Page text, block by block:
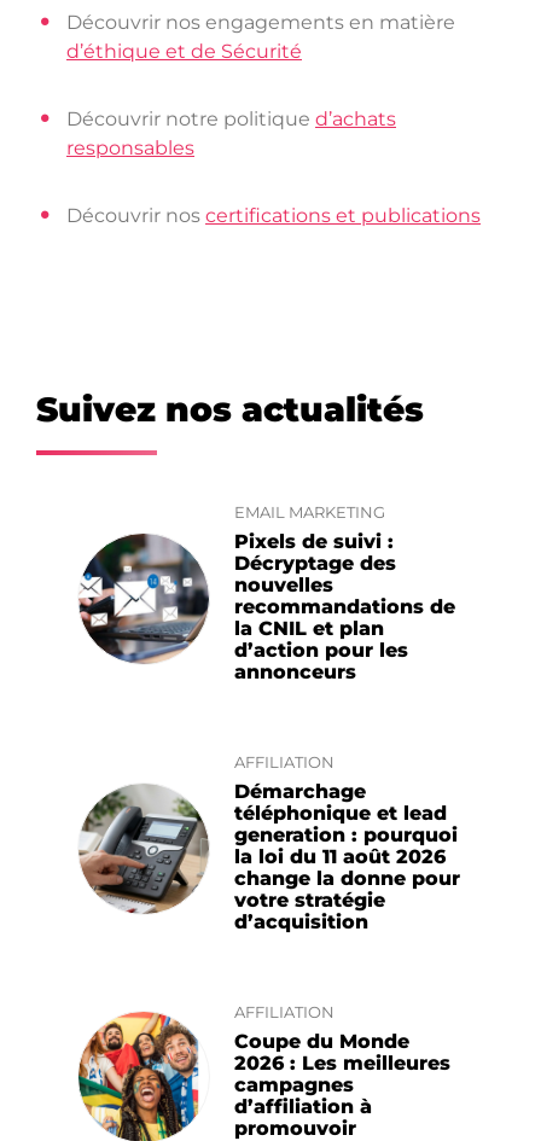
Découvrir nos engagements en matière
d’éthique et de Sécurité
Découvrir notre politique d’achats
responsables
Découvrir nos certifications et publications
Suivez nos actualités
EMAIL MARKETING
Pixels de suivi :
Décryptage des
nouvelles
recommandations de
la CNIL et plan
d’action pour les
annonceurs
AFFILIATION
Démarchage
téléphonique et lead
generation : pourquoi
la loi du 11 août 2026
change la donne pour
votre stratégie
d’acquisition
AFFILIATION
Coupe du Monde
2026 : Les meilleures
campagnes
d’affiliation à
promouvoir